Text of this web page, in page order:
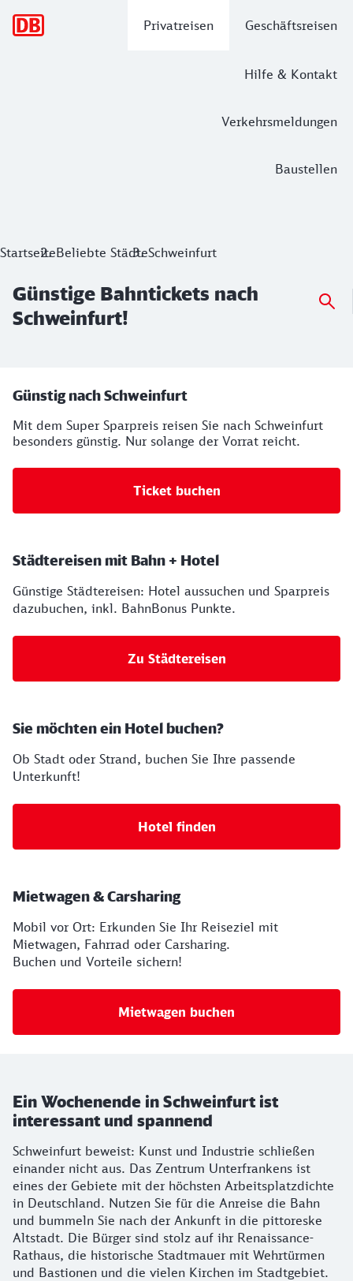
Privatreisen Geschäftsreisen
Hilfe & Kontakt
Verkehrsmeldungen
Baustellen
StartseiteBeliebte StädteSchweinfurt
Günstige Bahntickets nach
Schweinfurt!
Ihre Buchungsmöglichkeiten
Günstig nach Schweinfurt
Mit dem Super Sparpreis reisen Sie nach Schweinfurt
besonders günstig. Nur solange der Vorrat reicht.
Ticket buchen
Städtereisen mit Bahn + Hotel
Günstige Städtereisen: Hotel aussuchen und Sparpreis
dazubuchen, inkl. BahnBonus Punkte.
Zu Städtereisen
Sie möchten ein Hotel buchen?
Ob Stadt oder Strand, buchen Sie Ihre passende
Unterkunft!
Hotel finden
Mietwagen & Carsharing
Mobil vor Ort: Erkunden Sie Ihr Reiseziel mit
Mietwagen, Fahrrad oder Carsharing.
Buchen und Vorteile sichern!
Mietwagen buchen
Ein Wochenende in Schweinfurt ist
interessant und spannend
Schweinfurt beweist: Kunst und Industrie schließen
einander nicht aus. Das Zentrum Unterfrankens ist
eines der Gebiete mit der höchsten Arbeitsplatzdichte
in Deutschland. Nutzen Sie für die Anreise die Bahn
und bummeln Sie nach der Ankunft in die pittoreske
Altstadt. Die Bürger sind stolz auf ihr Renaissance-
Rathaus, die historische Stadtmauer mit Wehrtürmen
und Bastionen und die vielen Kirchen im Stadtgebiet.